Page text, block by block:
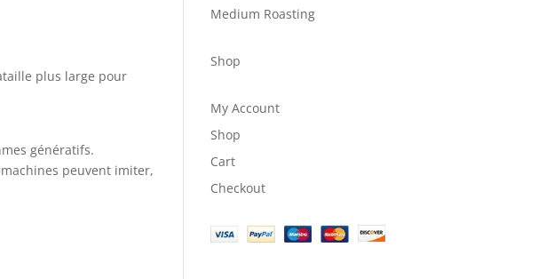
plus large pour
génératifs.
peuvent imiter,
Medium Roasting
Shop
My Account
Shop
Cart
Checkout